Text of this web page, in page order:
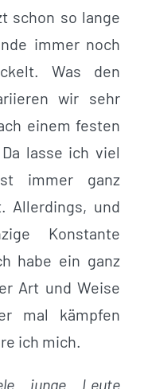
schon so lange
immer noch
Was den
wir sehr
einem festen
lasse ich viel
immer ganz
Allerdings, und
Konstante
habe ein ganz
Art und Weise
mal kämpfen
ich mich.
junge Leute